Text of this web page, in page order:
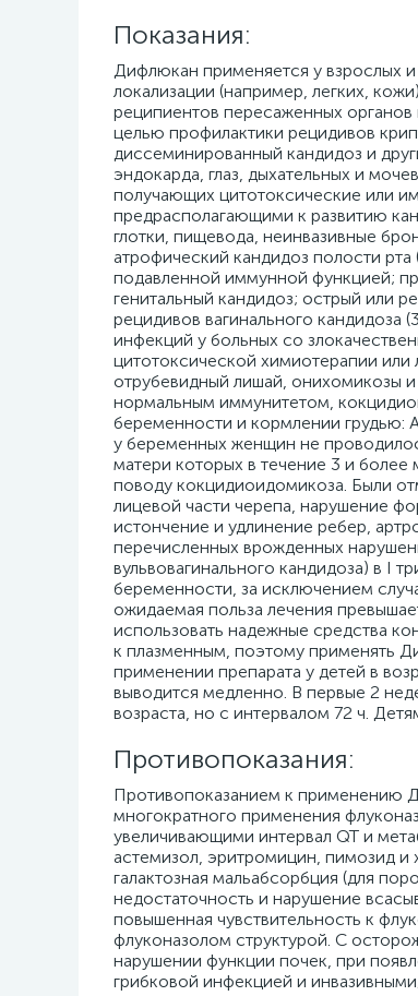
Показания:
Дифлюкан применяется у взрослых
локализации (например, легких,
реципиентов пересаженных
целью профилактики рецидивов
диссеминированный кандидоз и
эндокарда, глаз, дыхательных и
получающих цитотоксические или
предрасполагающими к развитию
глотки, пищевода, неинвазивные
атрофический кандидоз полости
подавленной иммунной функцией;
генитальный кандидоз; острый или
рецидивов вагинального кандидоза
инфекций у больных со
цитотоксической химиотерапии
отрубевидный лишай, онихомикозы
нормальным иммунитетом,
беременности и кормлении грудью:
у беременных женщин не
матери которых в течение 3 и
поводу кокцидиоидомикоза. Были
лицевой части черепа, нарушение
истончение и удлинение ребер,
перечисленных врожденных
вульвовагинального кандидоза) в I
беременности, за исключением
ожидаемая польза лечения
использовать надежные средства
к плазменным, поэтому применять
применении препарата у детей в
выводится медленно. В первые 2
возраста, но с интервалом 72 ч.
Противопоказания:
Противопоказанием к применению
многократного применения
увеличивающими интервал QT и
астемизол, эритромицин, пимозид и
галактозная мальабсорбция (для
недостаточность и нарушение
повышенная чувствительность к
флуконазолом структурой. С
нарушении функции почек, при
грибковой инфекцией и